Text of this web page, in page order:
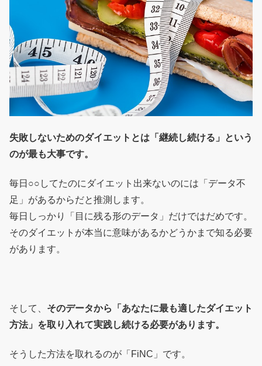
失敗しないためのダイエットとは「継続し続ける」という
のが最も大事です。
毎日○○してたのにダイエット出来ないのには「データ不
足」があるからだと推測します。
毎日しっかり「目に残る形のデータ」だけではだめです。
そのダイエットが本当に意味があるかどうかまで知る必要
があります。
そして、 そのデータから「あなたに最も適したダイエット
方法」を取り入れて実践し続ける必要があります。
そうした方法を取れるのが「FiNC」です。